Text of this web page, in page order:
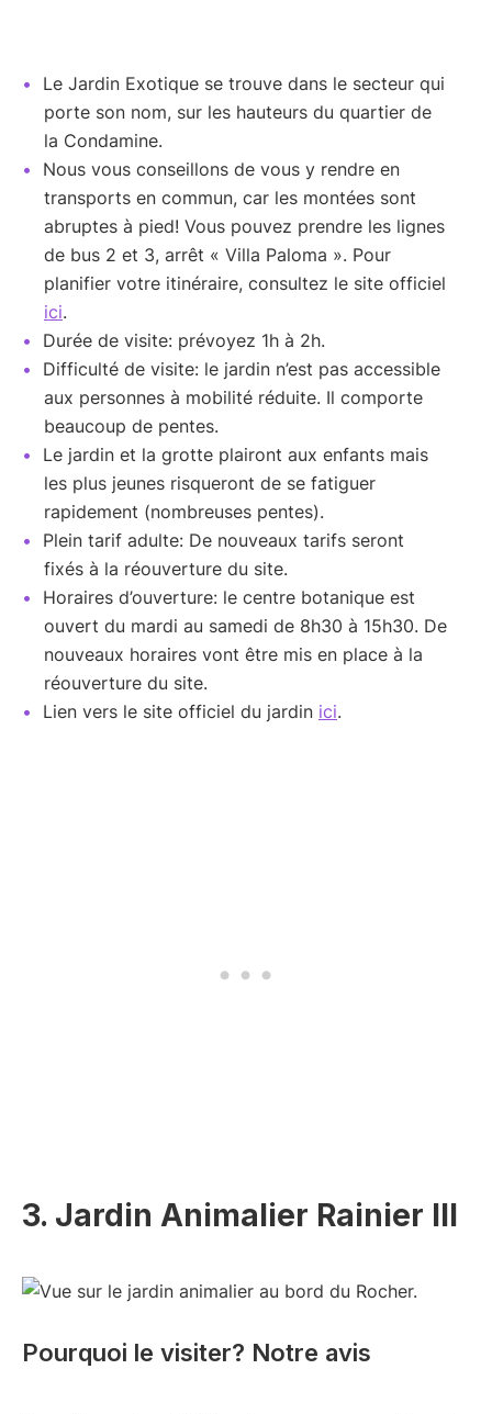
Le Jardin Exotique se trouve dans le secteur qui
porte son nom, sur les hauteurs du quartier de
la Condamine.
Nous vous conseillons de vous y rendre en
transports en commun, car les montées sont
abruptes à pied! Vous pouvez prendre les lignes
de bus 2 et 3, arrêt « Villa Paloma ». Pour
planifier votre itinéraire, consultez le site officiel
ici.
Durée de visite: prévoyez 1h à 2h.
Difficulté de visite: le jardin n’est pas accessible
aux personnes à mobilité réduite. Il comporte
beaucoup de pentes.
Le jardin et la grotte plairont aux enfants mais
les plus jeunes risqueront de se fatiguer
rapidement (nombreuses pentes).
Plein tarif adulte: De nouveaux tarifs seront
fixés à la réouverture du site.
Horaires d’ouverture: le centre botanique est
ouvert du mardi au samedi de 8h30 à 15h30. De
nouveaux horaires vont être mis en place à la
réouverture du site.
Lien vers le site officiel du jardin ici.
3. Jardin Animalier Rainier III
Pourquoi le visiter? Notre avis